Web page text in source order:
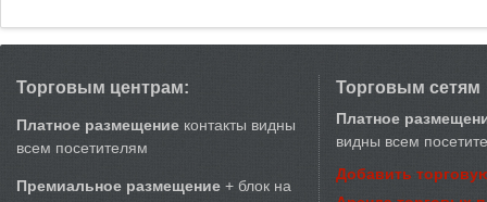
Торговым центрам:
Платное размещение контакты видны
всем посетителям
Премиальное размещение + блок на
Торговым сетям
Платное
видны всем
Добавить